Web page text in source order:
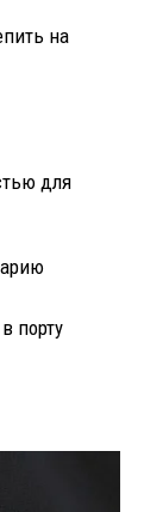
на
для
порту